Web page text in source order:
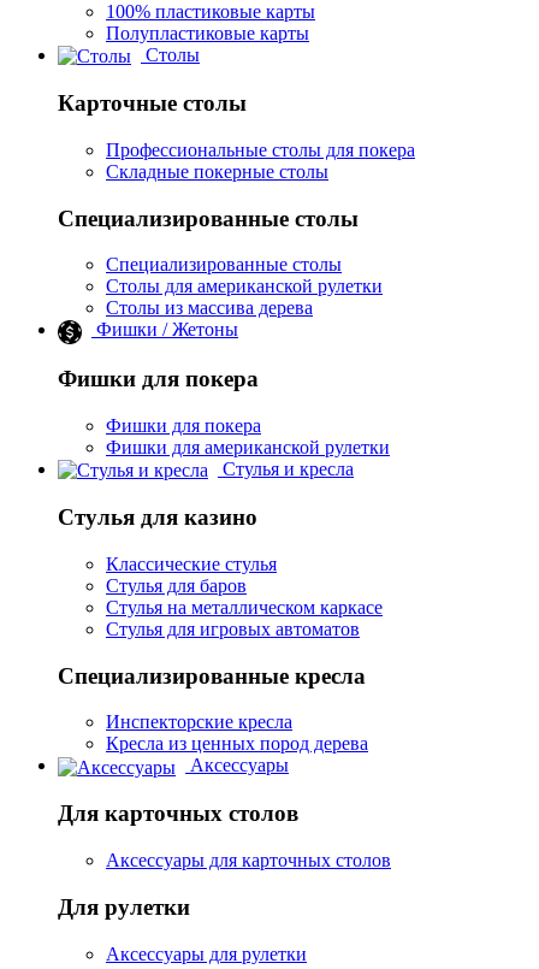
100% пластиковые карты
Полупластиковые карты
Столы
Карточные столы
Профессиональные столы для покера
Складные покерные столы
Специализированные столы
Специализированные столы
Столы для американской рулетки
Столы из массива дерева
Фишки / Жетоны
Фишки для покера
Фишки для покера
Фишки для американской рулетки
Стулья и кресла
Стулья для казино
Классические стулья
Стулья для баров
Стулья на металлическом каркасе
Стулья для игровых автоматов
Специализированные кресла
Инспекторские кресла
Кресла из ценных пород дерева
Аксессуары
Для карточных столов
Аксессуары для карточных столов
Для рулетки
Аксессуары для рулетки